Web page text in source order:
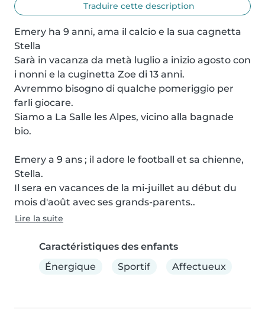
Traduire cette description
Emery ha 9 anni, ama il calcio e la sua cagnetta
Stella
Sarà in vacanza da metà luglio a inizio agosto con
i nonni e la cuginetta Zoe di 13 anni.
Avremmo bisogno di qualche pomeriggio per
farli giocare.
Siamo a La Salle les Alpes, vicino alla bagnade
bio.
Emery a 9 ans ; il adore le football et sa chienne,
Stella.
Il sera en vacances de la mi-juillet au début du
mois d'août avec ses grands-parents..
Lire la suite
Caractéristiques des enfants
Énergique
Sportif Affectueux